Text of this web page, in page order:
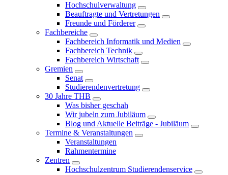
Hochschulverwaltung
Beauftragte und Vertretungen
Freunde und Förderer
Fachbereiche
Fachbereich Informatik und Medien
Fachbereich Technik
Fachbereich Wirtschaft
Gremien
Senat
Studierendenvertretung
30 Jahre THB
Was bisher geschah
Wir jubeln zum Jubiläum
Blog und Aktuelle Beiträge - Jubiläum
Termine & Veranstaltungen
Veranstaltungen
Rahmentermine
Zentren
Hochschulzentrum Studierendenservice